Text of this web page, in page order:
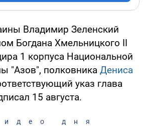
Владимир Зеленский
Богдана Хмельницкого II
1 корпуса Национальной
"Азов", полковника Дениса
указ глава
15 августа.
дня